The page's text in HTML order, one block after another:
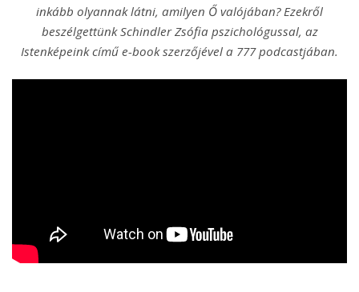
inkább olyannak látni, amilyen Ő valójában? Ezekről
beszélgettünk Schindler Zsófia pszichológussal, az
Istenképeink című e-book szerzőjével a 777 podcastjában.